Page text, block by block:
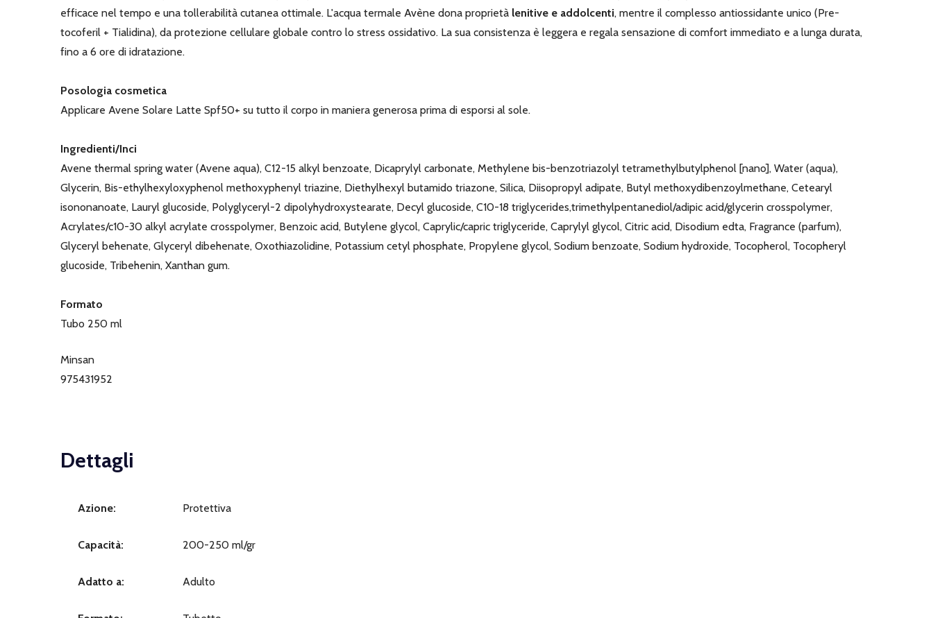
efficace nel tempo e una tollerabilità cutanea ottimale. L'acqua termale Avène dona proprietà lenitive e addolcenti, mentre il complesso antiossidante unico (Pre-
tocoferil + Tialidina), da protezione cellulare globale contro lo stress ossidativo. La sua consistenza è leggera e regala sensazione di comfort immediato e a lunga durata,
fino a 6 ore di idratazione.
Posologia cosmetica
Applicare Avene Solare Latte Spf50+ su tutto il corpo in maniera generosa prima di esporsi al sole.
Ingredienti/Inci
Avene thermal spring water (Avene aqua), C12-15 alkyl benzoate, Dicaprylyl carbonate, Methylene bis-benzotriazolyl tetramethylbutylphenol [nano], Water (aqua),
Glycerin, Bis-ethylhexyloxyphenol methoxyphenyl triazine, Diethylhexyl butamido triazone, Silica, Diisopropyl adipate, Butyl methoxydibenzoylmethane, Cetearyl
isononanoate, Lauryl glucoside, Polyglyceryl-2 dipolyhydroxystearate, Decyl glucoside, C10-18 triglycerides,trimethylpentanediol/adipic acid/glycerin crosspolymer,
Acrylates/c10-30 alkyl acrylate crosspolymer, Benzoic acid, Butylene glycol, Caprylic/capric triglyceride, Caprylyl glycol, Citric acid, Disodium edta, Fragrance (parfum),
Glyceryl behenate, Glyceryl dibehenate, Oxothiazolidine, Potassium cetyl phosphate, Propylene glycol, Sodium benzoate, Sodium hydroxide, Tocopherol, Tocopheryl
glucoside, Tribehenin, Xanthan gum.
Formato
Tubo 250 ml
Minsan
975431952
Dettagli
Azione: Protettiva
Capacità: 200-250 ml/gr
Adatto a: Adulto